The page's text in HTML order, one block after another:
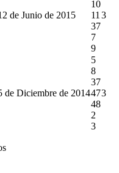
de Junio de 2015
10
11
37
7
9
3
de Diciembre de 2014
5
8
37
47
48
2
3
3